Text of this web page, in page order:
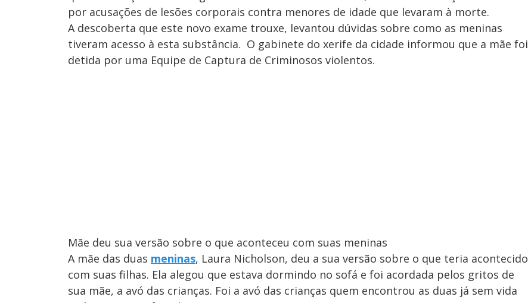
por acusações de lesões corporais contra menores de idade que levaram à morte.
A descoberta que este novo exame trouxe, levantou dúvidas sobre como as meninas
tiveram acesso à esta substância. O gabinete do xerife da cidade informou que a mãe foi
detida por uma Equipe de Captura de Criminosos violentos.
Mãe deu sua versão sobre o que aconteceu com suas meninas
A mãe das duas meninas, Laura Nicholson, deu a sua versão sobre o que teria acontecido
com suas filhas. Ela alegou que estava dormindo no sofá e foi acordada pelos gritos de
sua mãe, a avó das crianças. Foi a avó das crianças quem encontrou as duas já sem vida